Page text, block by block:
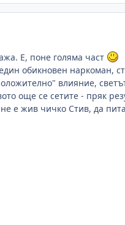
Е, поне голяма част
обикновен наркоман,
влияние,
още се сетите - пряк
е жив чичко Стив, да